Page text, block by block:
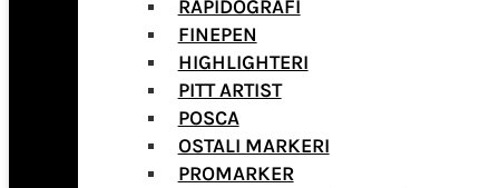
RAPIDOGRAFI
FINEPEN
HIGHLIGHTERI
PITT ARTIST
POSCA
OSTALI MARKERI
PROMARKER